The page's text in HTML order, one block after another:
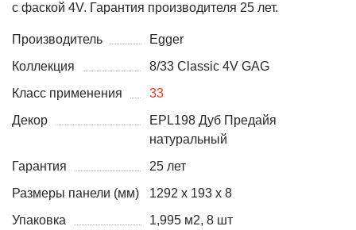
с фаской 4V. Гарантия производителя 25 лет.
Производитель
Egger
Коллекция
8/33 Classic 4V GAG
Класс применения
33
Декор
EPL198 Дуб Предайя
натуральный
Гарантия
25 лет
Размеры панели (мм)
1292 х 193 х 8
Упаковка
1,995 м2, 8 шт